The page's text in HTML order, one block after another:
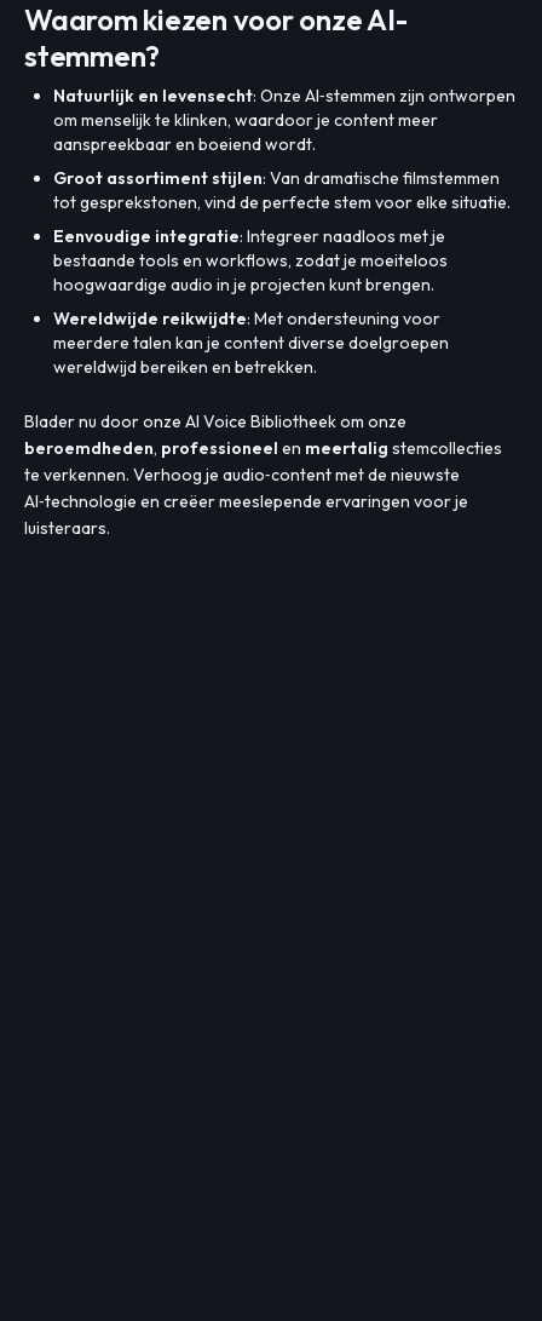
Waarom kiezen voor onze AI-
stemmen?
Natuurlijk en levensecht: Onze AI‑stemmen zijn ontworpen
om menselijk te klinken, waardoor je content meer
aanspreekbaar en boeiend wordt.
Groot assortiment stijlen: Van dramatische filmstemmen
tot gesprekstonen, vind de perfecte stem voor elke situatie.
Eenvoudige integratie: Integreer naadloos met je
bestaande tools en workflows, zodat je moeiteloos
hoogwaardige audio in je projecten kunt brengen.
Wereldwijde reikwijdte: Met ondersteuning voor
meerdere talen kan je content diverse doelgroepen
wereldwijd bereiken en betrekken.
Blader nu door onze AI Voice Bibliotheek om onze
beroemdheden, professioneel en meertalig stemcollecties
te verkennen. Verhoog je audio‑content met de nieuwste
AI‑technologie en creëer meeslepende ervaringen voor je
luisteraars.